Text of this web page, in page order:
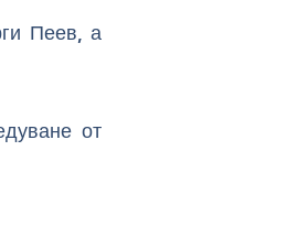
Пеев, а
от